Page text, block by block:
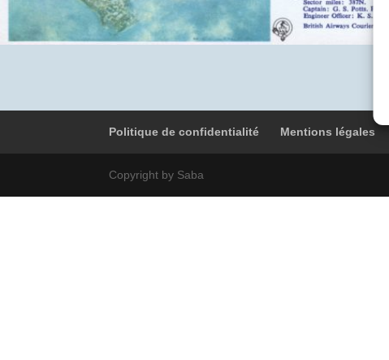
Politique de confidentialité Mentions légales
Copyright by Saba